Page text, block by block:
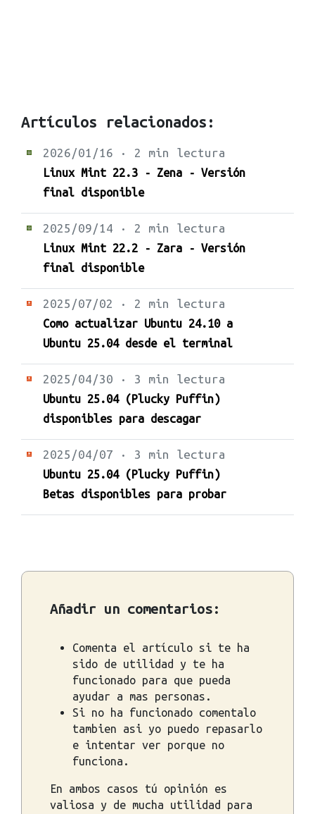
Artículos relacionados:
2026/01/16 · 2 min lectura
Linux Mint 22.3 - Zena - Versión
final disponible
2025/09/14 · 2 min lectura
Linux Mint 22.2 - Zara - Versión
final disponible
2025/07/02 · 2 min lectura
Como actualizar Ubuntu 24.10 a
Ubuntu 25.04 desde el terminal
2025/04/30 · 3 min lectura
Ubuntu 25.04 (Plucky Puffin)
disponibles para descagar
2025/04/07 · 3 min lectura
Ubuntu 25.04 (Plucky Puffin)
Betas disponibles para probar
Añadir un comentarios:
Comenta el artículo si te ha
sido de utilidad y te ha
funcionado para que pueda
ayudar a mas personas.
Si no ha funcionado comentalo
tambien asi yo puedo repasarlo
e intentar ver porque no
funciona.
En ambos casos tú opinión es
valiosa y de mucha utilidad para